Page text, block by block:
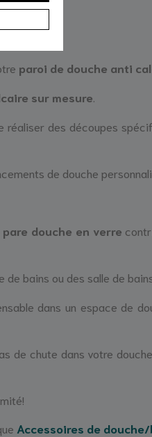
paroi de douche anti
sur mesure
des découpes
de douche
pare douche en verre
bains ou des salle de
dans un espace de
de chute dans votre
Accessoires de